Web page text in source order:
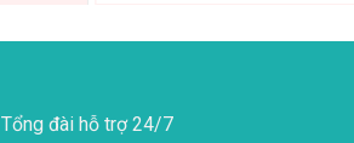
Tổng đài hỗ trợ 24/7